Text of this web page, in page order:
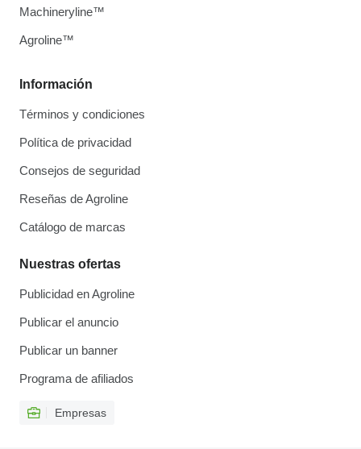
Información
Términos y condiciones
Política de privacidad
Consejos de seguridad
Reseñas de Agroline
Catálogo de marcas
Nuestras ofertas
Publicidad en Agroline
Publicar el anuncio
Publicar un banner
Programa de afiliados
Empresas
Machineryline™
Agroline™